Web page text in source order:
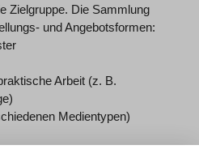
Zielgruppe. Die Sammlung
und Angebotsformen:
Arbeit (z. B.
Medientypen)